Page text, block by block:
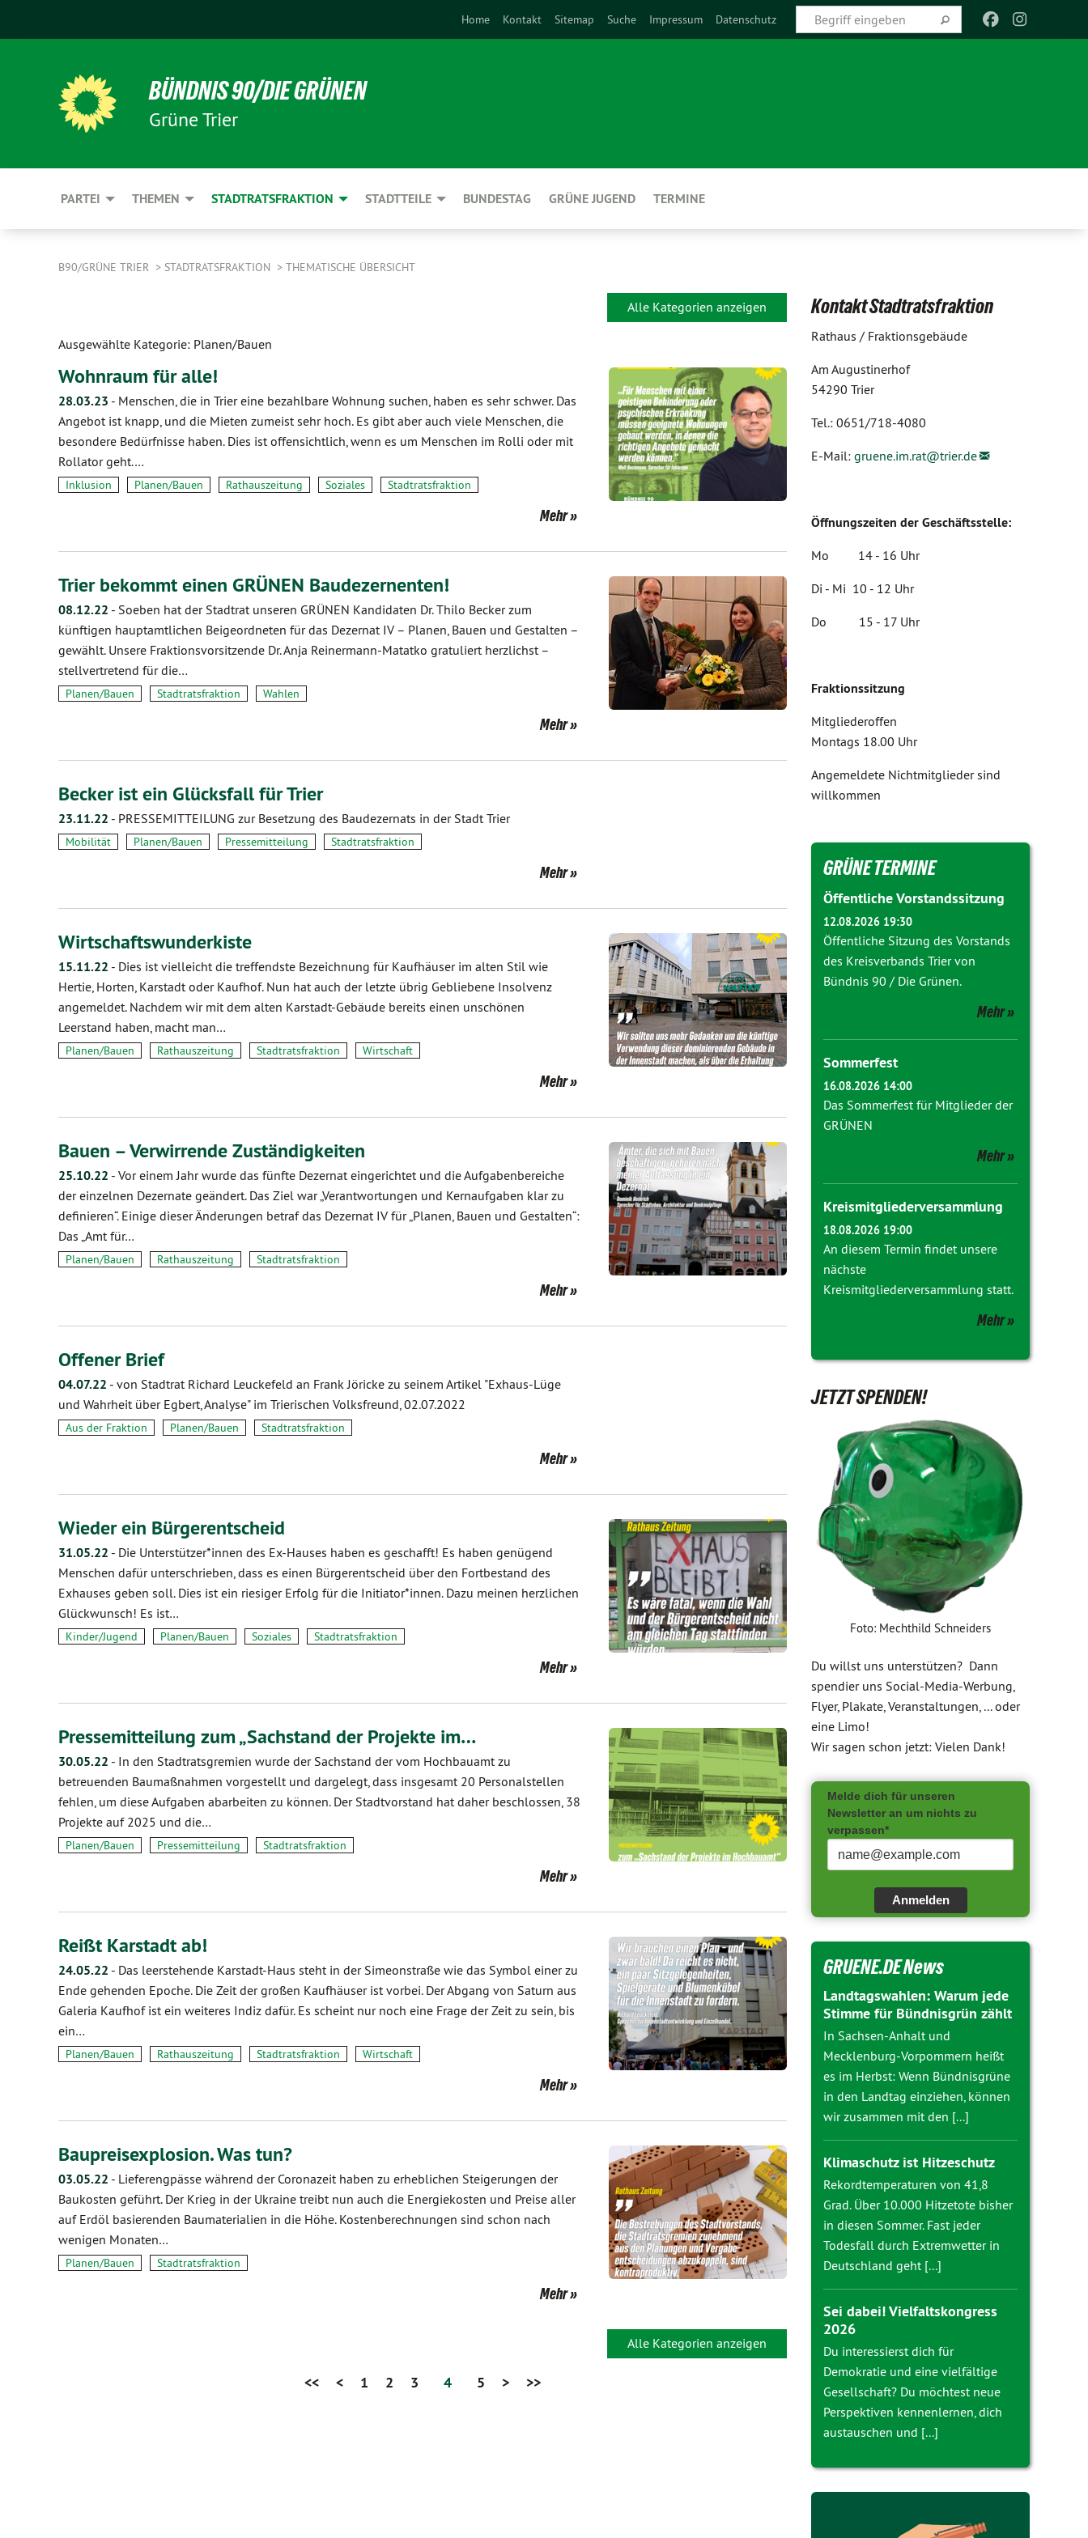
Home Kontakt Sitemap Suche Impressum Datenschutz
BÜNDNIS 90/DIE GRÜNEN
Grüne Trier
PARTEI THEMEN STADTRATSFRAKTION STADTTEILE BUNDESTAG GRÜNE JUGEND TERMINE
B90/GRÜNE TRIER STADTRATSFRAKTION THEMATISCHE ÜBERSICHT
Alle Kategorien anzeigen
Ausgewählte Kategorie: Planen/Bauen
Wohnraum für alle!
28.03.23 - Menschen, die in Trier eine bezahlbare Wohnung suchen, haben es sehr schwer. Das
Angebot ist knapp, und die Mieten zumeist sehr hoch. Es gibt aber auch viele Menschen, die
besondere Bedürfnisse haben. Dies ist offensichtlich, wenn es um Menschen im Rolli oder mit
Rollator geht.…
Inklusion Planen/Bauen Rathauszeitung Soziales Stadtratsfraktion
Mehr
Trier bekommt einen GRÜNEN Baudezernenten!
08.12.22 - Soeben hat der Stadtrat unseren GRÜNEN Kandidaten Dr. Thilo Becker zum
künftigen hauptamtlichen Beigeordneten für das Dezernat IV – Planen, Bauen und Gestalten –
gewählt. Unsere Fraktionsvorsitzende Dr. Anja Reinermann-Matatko gratuliert herzlichst –
stellvertretend für die…
Planen/Bauen Stadtratsfraktion Wahlen
Mehr
Becker ist ein Glücksfall für Trier
23.11.22 - PRESSEMITTEILUNG zur Besetzung des Baudezernats in der Stadt Trier
Mobilität Planen/Bauen Pressemitteilung Stadtratsfraktion
Mehr
Wirtschaftswunderkiste
15.11.22 - Dies ist vielleicht die treffendste Bezeichnung für Kaufhäuser im alten Stil wie
Hertie, Horten, Karstadt oder Kaufhof. Nun hat auch der letzte übrig Gebliebene Insolvenz
angemeldet. Nachdem wir mit dem alten Karstadt-Gebäude bereits einen unschönen
Leerstand haben, macht man…
Planen/Bauen Rathauszeitung Stadtratsfraktion Wirtschaft
Mehr
Bauen – Verwirrende Zuständigkeiten
25.10.22 - Vor einem Jahr wurde das fünfte Dezernat eingerichtet und die Aufgabenbereiche
der einzelnen Dezernate geändert. Das Ziel war „Verantwortungen und Kernaufgaben klar zu
definieren“. Einige dieser Änderungen betraf das Dezernat IV für „Planen, Bauen und Gestalten“:
Das „Amt für…
Planen/Bauen Rathauszeitung Stadtratsfraktion
Mehr
Offener Brief
04.07.22 - von Stadtrat Richard Leuckefeld an Frank Jöricke zu seinem Artikel "Exhaus-Lüge
und Wahrheit über Egbert, Analyse" im Trierischen Volksfreund, 02.07.2022
Aus der Fraktion Planen/Bauen Stadtratsfraktion
Mehr
Wieder ein Bürgerentscheid
31.05.22 - Die Unterstützer*innen des Ex-Hauses haben es geschafft! Es haben genügend
Menschen dafür unterschrieben, dass es einen Bürgerentscheid über den Fortbestand des
Exhauses geben soll. Dies ist ein riesiger Erfolg für die Initiator*innen. Dazu meinen herzlichen
Glückwunsch! Es ist…
Kinder/Jugend Planen/Bauen Soziales Stadtratsfraktion
Mehr
Pressemitteilung zum „Sachstand der Projekte im…
30.05.22 - In den Stadtratsgremien wurde der Sachstand der vom Hochbauamt zu
betreuenden Baumaßnahmen vorgestellt und dargelegt, dass insgesamt 20 Personalstellen
fehlen, um diese Aufgaben abarbeiten zu können. Der Stadtvorstand hat daher beschlossen, 38
Projekte auf 2025 und die…
Planen/Bauen Pressemitteilung Stadtratsfraktion
Mehr
Reißt Karstadt ab!
24.05.22 - Das leerstehende Karstadt-Haus steht in der Simeonstraße wie das Symbol einer zu
Ende gehenden Epoche. Die Zeit der großen Kaufhäuser ist vorbei. Der Abgang von Saturn aus
Galeria Kaufhof ist ein weiteres Indiz dafür. Es scheint nur noch eine Frage der Zeit zu sein, bis
ein…
Planen/Bauen Rathauszeitung Stadtratsfraktion Wirtschaft
Mehr
Baupreisexplosion. Was tun?
03.05.22 - Lieferengpässe während der Coronazeit haben zu erheblichen Steigerungen der
Baukosten geführt. Der Krieg in der Ukraine treibt nun auch die Energiekosten und Preise aller
auf Erdöl basierenden Baumaterialien in die Höhe. Kostenberechnungen sind schon nach
wenigen Monaten…
Planen/Bauen Stadtratsfraktion
Mehr
Alle Kategorien anzeigen
<< < 1 2 3 4 5 > >>
Kontakt Stadtratsfraktion
Rathaus / Fraktionsgebäude
Am Augustinerhof
54290 Trier
Tel.: 0651/718-4080
E-Mail: gruene.im.rat@trier.de
Öffnungszeiten der Geschäftsstelle:
Mo 14 - 16 Uhr
Di - Mi 10 - 12 Uhr
Do 15 - 17 Uhr
Fraktionssitzung
Mitgliederoffen
Montags 18.00 Uhr
Angemeldete Nichtmitglieder sind
willkommen
GRÜNE TERMINE
Öffentliche Vorstandssitzung
12.08.2026 19:30
Öffentliche Sitzung des Vorstands
des Kreisverbands Trier von
Bündnis 90 / Die Grünen.
Mehr
Sommerfest
16.08.2026 14:00
Das Sommerfest für Mitglieder der
GRÜNEN
Mehr
Kreismitgliederversammlung
18.08.2026 19:00
An diesem Termin findet unsere
nächste
Kreismitgliederversammlung statt.
Mehr
JETZT SPENDEN!
Foto: Mechthild Schneiders
Du willst uns unterstützen? Dann
spendier uns Social-Media-Werbung,
Flyer, Plakate, Veranstaltungen, ... oder
eine Limo!
Wir sagen schon jetzt: Vielen Dank!
Melde dich für unseren
Newsletter an um nichts zu
verpassen*
Anmelden
GRUENE.DE News
Landtagswahlen: Warum jede
Stimme für Bündnisgrün zählt
In Sachsen-Anhalt und
Mecklenburg-Vorpommern heißt
es im Herbst: Wenn Bündnisgrüne
in den Landtag einziehen, können
wir zusammen mit den [...]
Klimaschutz ist Hitzeschutz
Rekordtemperaturen von 41,8
Grad. Über 10.000 Hitzetote bisher
in diesen Sommer. Fast jeder
Todesfall durch Extremwetter in
Deutschland geht [...]
Sei dabei! Vielfaltskongress
2026
Du interessierst dich für
Demokratie und eine vielfältige
Gesellschaft? Du möchtest neue
Perspektiven kennenlernen, dich
austauschen und [...]